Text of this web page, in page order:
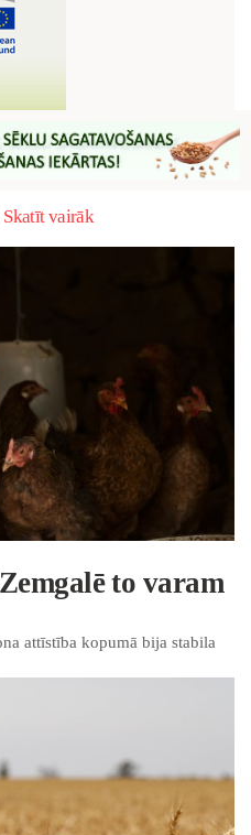
Skatīt vairāk
to varam
attīstība kopumā bija stabila